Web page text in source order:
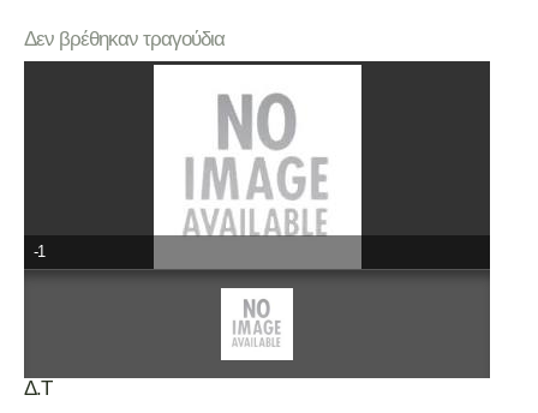
Δεν βρέθηκαν τραγούδια
-1
Δ.Τ